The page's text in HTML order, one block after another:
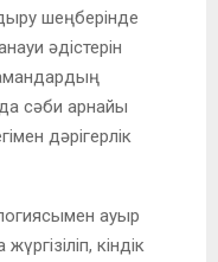
шеңберінде
әдістерін
сәби арнайы
дәрігерлік
ауыр
кіндік